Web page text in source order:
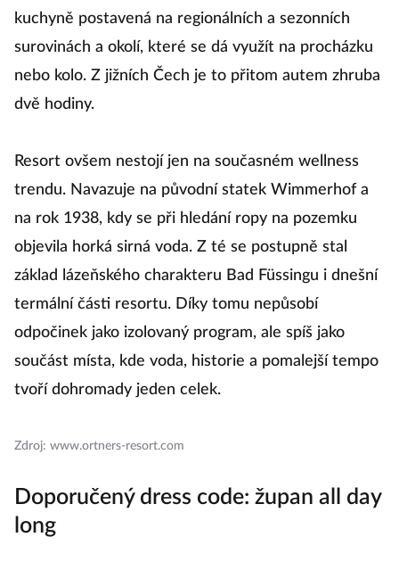
kuchyně postavená na regionálních a sezonních
surovinách a okolí, které se dá využít na procházku
nebo kolo. Z jižních Čech je to přitom autem zhruba
dvě hodiny.
Resort ovšem nestojí jen na současném wellness
trendu. Navazuje na původní statek Wimmerhof a
na rok 1938, kdy se při hledání ropy na pozemku
objevila horká sirná voda. Z té se postupně stal
základ lázeňského charakteru Bad Füssingu i dnešní
termální části resortu. Díky tomu nepůsobí
odpočinek jako izolovaný program, ale spíš jako
součást místa, kde voda, historie a pomalejší tempo
tvoří dohromady jeden celek.
Zdroj: www.ortners-resort.com
Doporučený dress code: župan all day
long